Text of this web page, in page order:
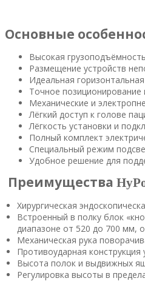
Основные
Высокая
Размещение устройств
Идеальная
Точное позиционирование
Механические и
Лёгкий доступ к голове
Лёгкость установки и
Полный комплект
Специальный режим
Удобное решение для
Преимущества
Хирургическая
Встроенный в полку блок
диапазоне от 520 до 700 мм,
Механическая рука
Противоударная
Высота полок и выдвижных
Регулировка высоты в